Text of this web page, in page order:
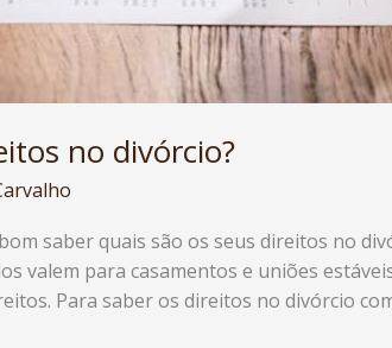
no divórcio?
saber quais são os seus direitos no
valem para casamentos e uniões
Para saber os direitos no divórcio